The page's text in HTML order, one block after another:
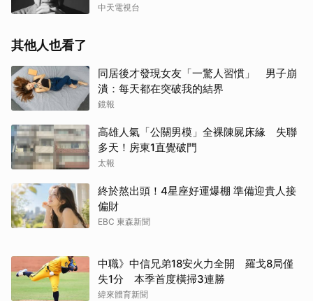
中天電視台
其他人也看了
同居後才發現女友「一驚人習慣」 男子崩
潰：每天都在突破我的結界
鏡報
高雄人氣「公關男模」全裸陳屍床緣 失聯
多天！房東1直覺破門
太報
終於熬出頭！4星座好運爆棚 準備迎貴人接
偏財
EBC 東森新聞
中職》中信兄弟18安火力全開 羅戈8局僅
失1分 本季首度橫掃3連勝
緯來體育新聞